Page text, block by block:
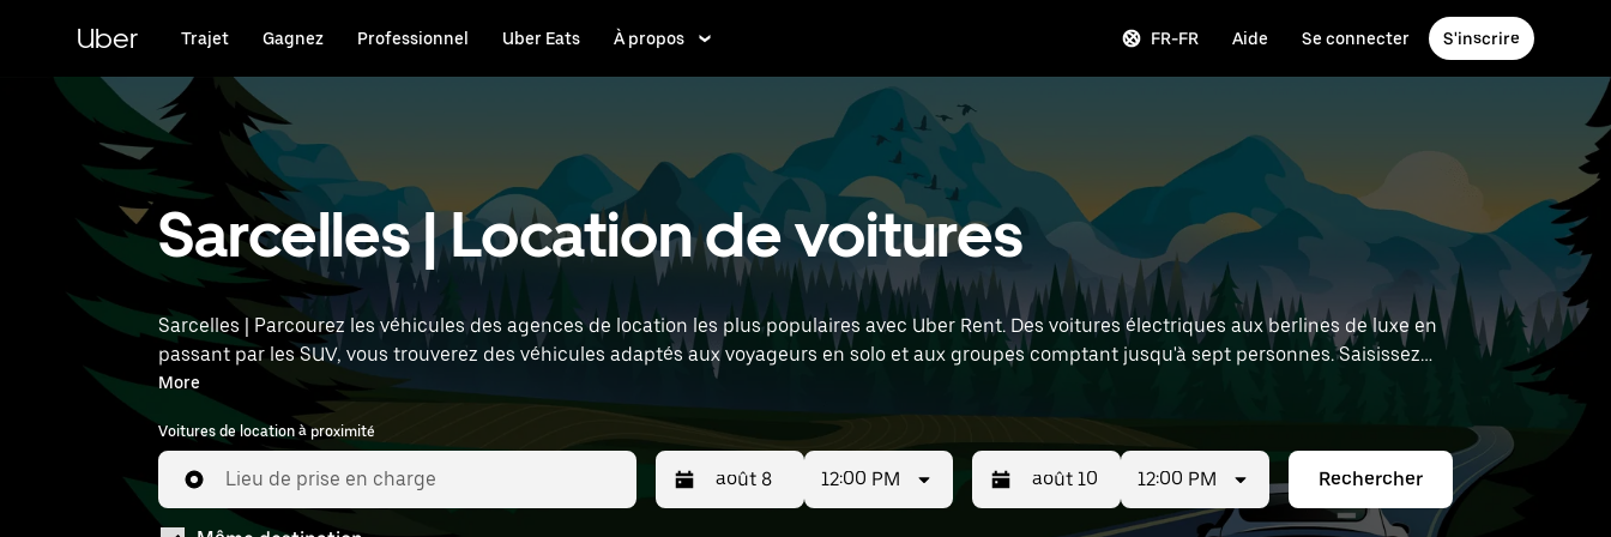
principal
Uber Trajet Gagnez Professionnel Uber Eats À propos FR-FR Aide Se connecter S'inscrire
Sarcelles | Location de voitures
Sarcelles | Parcourez les véhicules des agences de location les plus populaires avec Uber Rent. Des voitures électriques aux berlines de luxe en
passant par les SUV, vous trouverez des véhicules adaptés aux voyageurs en solo et aux groupes comptant jusqu'à sept personnes. Saisissez
l'heure et l'emplacement (par exemple : Paris Charles de Gaulle Airport) pour trouver des voitures de location à proximité.
More
Voitures de location à proximité
Lieu de prise en charge 12:00 PM 12:00 PM Rechercher